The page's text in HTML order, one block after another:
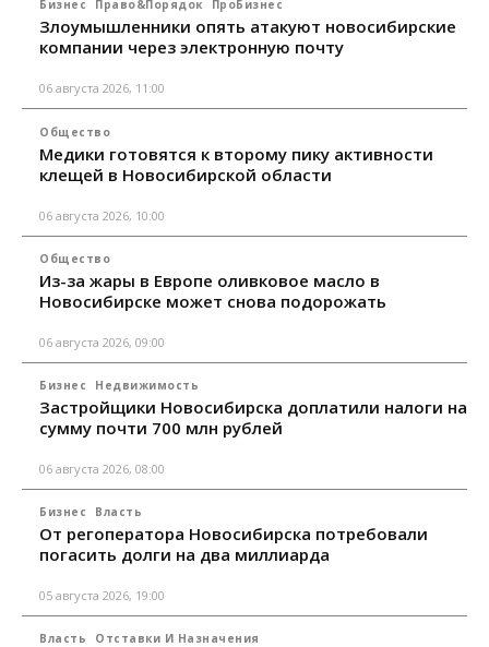
Бизнес Право&Порядок ПроБизнес
Злоумышленники опять атакуют новосибирские
компании через электронную почту
06 августа 2026, 11:00
Общество
Медики готовятся к второму пику активности
клещей в Новосибирской области
06 августа 2026, 10:00
Общество
Из-за жары в Европе оливковое масло в
Новосибирске может снова подорожать
06 августа 2026, 09:00
Бизнес Недвижимость
Застройщики Новосибирска доплатили налоги на
сумму почти 700 млн рублей
06 августа 2026, 08:00
Бизнес Власть
От регоператора Новосибирска потребовали
погасить долги на два миллиарда
05 августа 2026, 19:00
Власть Отставки И Назначения